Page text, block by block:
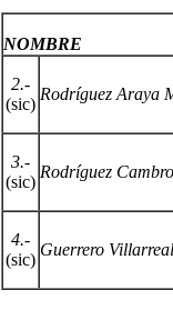
NOMBRE
2.-
(sic)
Rodríguez Araya
3.-
(sic)
Rodríguez
4.-
(sic)
Guerrero